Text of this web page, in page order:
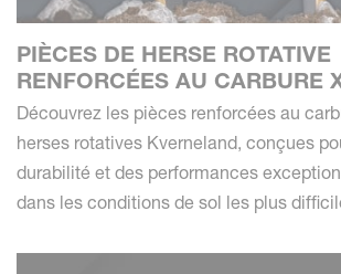
PIÈCES DE HERSE ROTATIVE
RENFORCÉES AU CARBURE
Découvrez les pièces renforcées au
herses rotatives Kverneland, conçues
durabilité et des performances
dans les conditions de sol les plus